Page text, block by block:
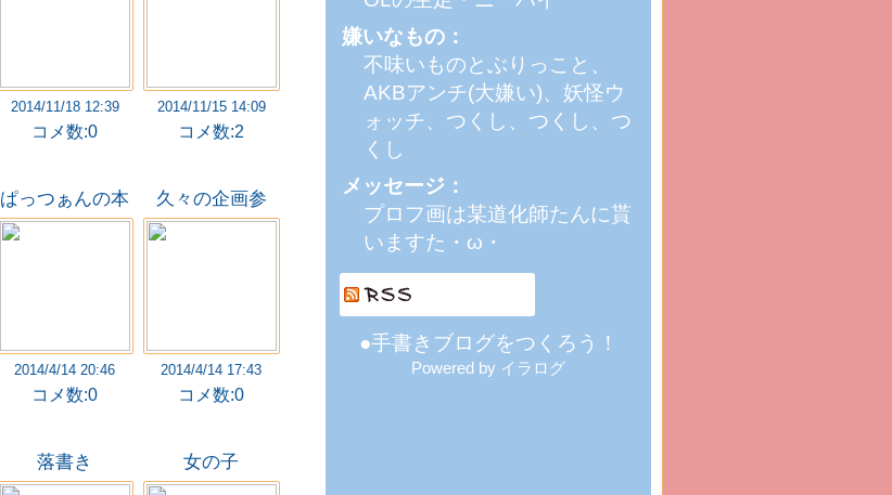
2014/11/18 12:39
コメ数:0
2014/11/15 14:09
コメ数:2
ぱっつぁんの本
体←
2014/4/14 20:46
コメ数:0
久々の企画参
加！！！
2014/4/14 17:43
コメ数:0
落書き 女の子
嫌いなもの：
不味いものとぶりっこと、
AKBアンチ(大嫌い)、妖怪ウ
ォッチ、つくし、つくし、つ
くし
メッセージ：
プロフ画は某道化師たんに貰
いますた・ω・
●手書きブログをつくろう！
Powered by イラログ